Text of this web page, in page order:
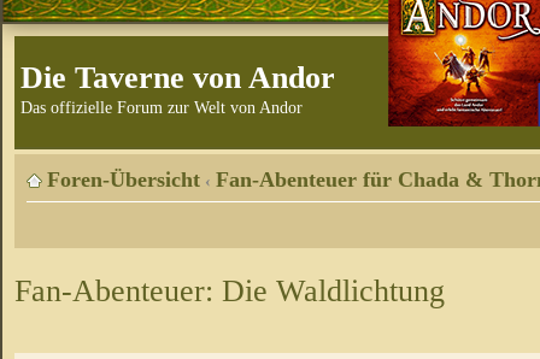
Die Taverne von Andor
Das offizielle Forum zur Welt von Andor
Foren-Übersicht ‹ Fan-Abenteuer für Chada &
Fan-Abenteuer: Die Waldlichtung